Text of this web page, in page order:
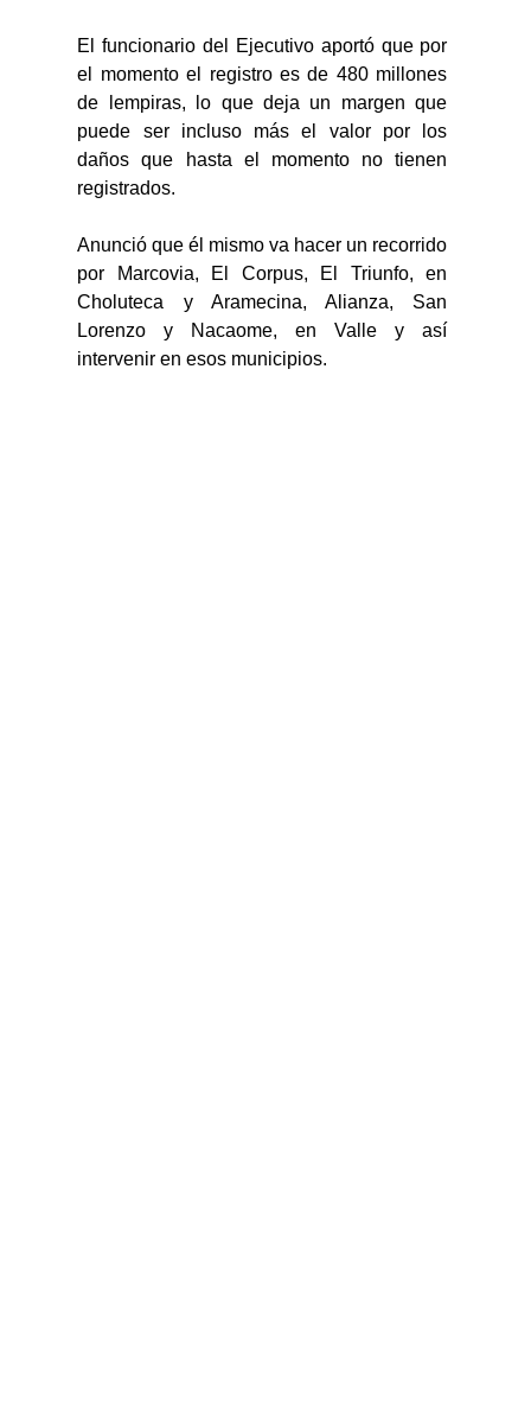
El funcionario del Ejecutivo aportó que por
el momento el registro es de 480 millones
de lempiras, lo que deja un margen que
puede ser incluso más el valor por los
daños que hasta el momento no tienen
registrados.
Anunció que él mismo va hacer un recorrido
por Marcovia, El Corpus, El Triunfo, en
Choluteca y Aramecina, Alianza, San
Lorenzo y Nacaome, en Valle y así
intervenir en esos municipios.